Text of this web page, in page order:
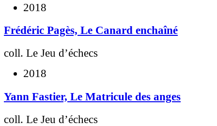
2018
Frédéric Pagès, Le Canard enchaîné
coll. Le Jeu d’échecs
2018
Yann Fastier, Le Matricule des anges
coll. Le Jeu d’échecs